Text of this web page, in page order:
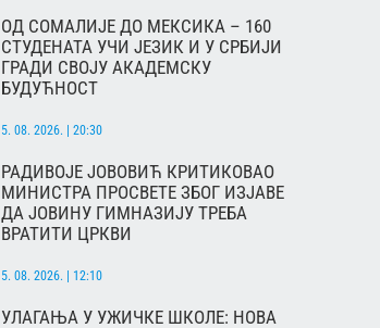
ОД СОМАЛИЈЕ ДО МЕКСИКА – 160
СТУДЕНАТА УЧИ ЈЕЗИК И У СРБИЈИ
ГРАДИ СВОЈУ АКАДЕМСКУ
БУДУЋНОСТ
5. 08. 2026. | 20:30
РАДИВОЈЕ ЈОВОВИЋ КРИТИКОВАО
МИНИСТРА ПРОСВЕТЕ ЗБОГ ИЗЈАВЕ
ДА ЈОВИНУ ГИМНАЗИЈУ ТРЕБА
ВРАТИТИ ЦРКВИ
5. 08. 2026. | 12:10
УЛАГАЊА У УЖИЧКЕ ШКОЛЕ: НОВА